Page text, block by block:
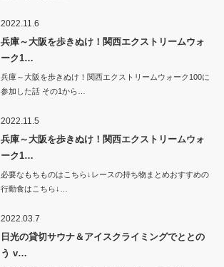
2022.11.6
兵庫～大阪を歩きぬけ！関西エクストリームウォ
ーク1…
兵庫～大阪を歩きぬけ！関西エクストリームウォーク100に
参加した話 その1から…
2022.11.5
兵庫～大阪を歩きぬけ！関西エクストリームウォ
ーク1…
必要なもちものはこちら↓レースの持ち物まとめおすすめの
行動食はこちら↓…
2022.03.7
日光の貸切サウナ＆アイスクライミングでととの
う v…